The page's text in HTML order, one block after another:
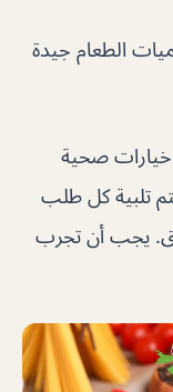
الطعام جيدة
خيارات صحية
تلبية كل طلب
يجب أن تجرب